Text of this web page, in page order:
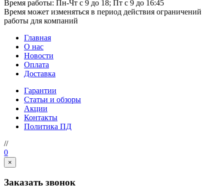
Время работы: Пн-Чт с 9 до 18; Пт с 9 до 16:45
Время может изменяться в период действия ограничений
работы для компаний
Главная
О нас
Новости
Оплата
Доставка
Гарантии
Статьи и обзоры
Акции
Контакты
Политика ПД
//
0
×
Заказать звонок